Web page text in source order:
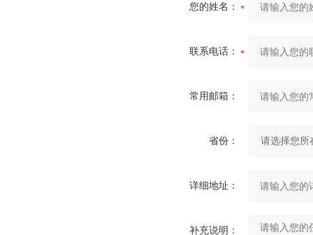
您的姓名：
联系电话：
常用邮箱：
省份：
详细地址：
补充说明：